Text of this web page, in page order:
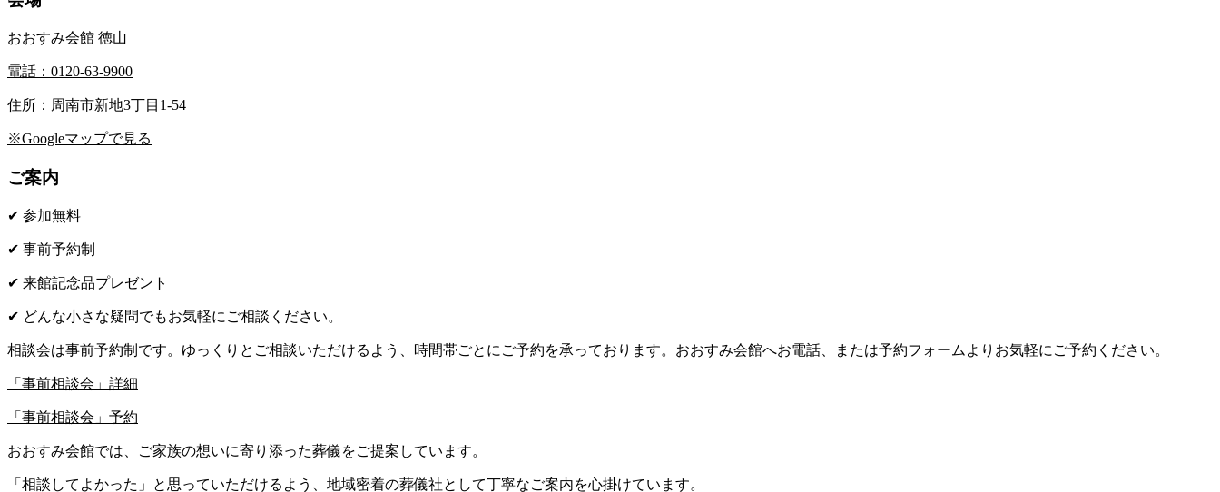
おおすみ会館 徳山
電話：0120-63-9900
住所：周南市新地3丁目1-54
※Googleマップで見る
ご案内
✔ 参加無料
✔ 事前予約制
✔ 来館記念品プレゼント
✔ どんな小さな疑問でもお気軽にご相談ください。
相談会は事前予約制です。ゆっくりとご相談いただけるよう、時間帯ごとにご予約を承っております。おおすみ会館へお電話、または予約フォームよりお気軽にご予約ください。
「事前相談会」詳細
「事前相談会」予約
おおすみ会館では、ご家族の想いに寄り添った葬儀をご提案しています。
「相談してよかった」と思っていただけるよう、地域密着の葬儀社として丁寧なご案内を心掛けています。